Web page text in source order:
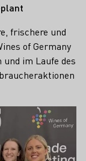
frischere und
of Germany
und im Laufe des